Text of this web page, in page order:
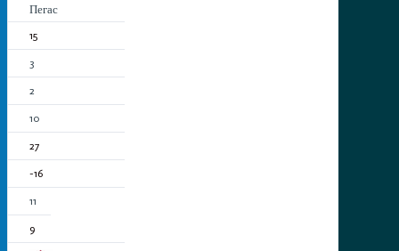
Пегас
15
3
2
10
27
-16
11
9